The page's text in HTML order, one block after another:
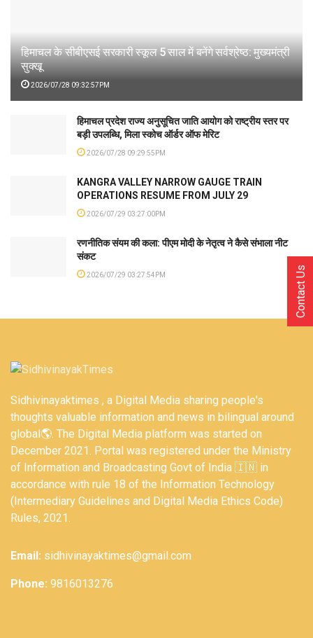
हिमाचल के सीबीएसई सरकारी स्कूल 5 साल में बनेंगे सर्वश्रेष्ठ: मुख्यमंत्री
सुक्खू
2026/07/28 09:32:57PM
हिमाचल प्रदेश राज्य अनुसूचित जाति आयोग को राष्ट्रीय स्तर पर
बड़ी उपलब्धि, मिला स्कोच ऑर्डर ऑफ मेरिट
2026/07/28 09:29:55PM
KANGRA VALLEY NARROW GAUGE TRAIN
OPERATIONS RESUME FROM JULY 29
2026/07/29 03:27:00PM
रणनीतिक संयम की कला: पीएम मोदी के नेतृत्व ने कैसे संभाला नीट
संकट
2026/07/29 03:27:54PM
Sidhivinayaktimes , a Digital Media sharing people's
thoughts valuable information and news in bilingual around
global🌎. The Digital Media platform was started on
December 2021. Portal was registered under the Ministry
of Information and Broadcasting Govt of India 🇮🇳 in
accordance with rule 18 of the Information Technology
(Intermediary Guidelines and Digital Media Ethics Code)
Rules, 2021.
Email: sidhivinayaktimes@gmail.com
Phone: 9816013276
Contact Us